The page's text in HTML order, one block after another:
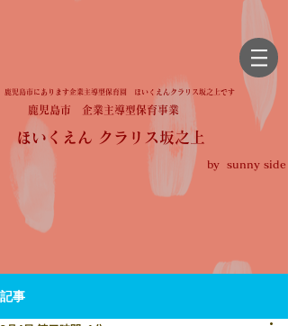
鹿児島市にあります企業主導型保育園 ほいくえんクラリス坂之上です
鹿児島市 企業主導型保育事業
ほいくえん クラリス坂之上
by sunny side
記事